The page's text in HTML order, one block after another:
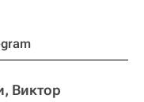
Виктор